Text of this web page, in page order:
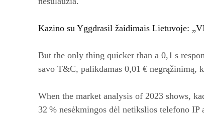
Kazino su Yggdrasil žaidimais Lietuvoje:
But the only thing quicker than a 0,1 s
savo T&C, palikdamas 0,01 € negrąžinimą,
When the market analysis of 2023 shows,
32 % nesėkmingos dėl netikslios telefono